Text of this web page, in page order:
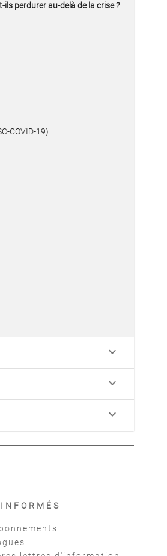
perdurer au-delà de la crise ?
COVID-19)
keyboard_arrow_down
keyboard_arrow_down
keyboard_arrow_down